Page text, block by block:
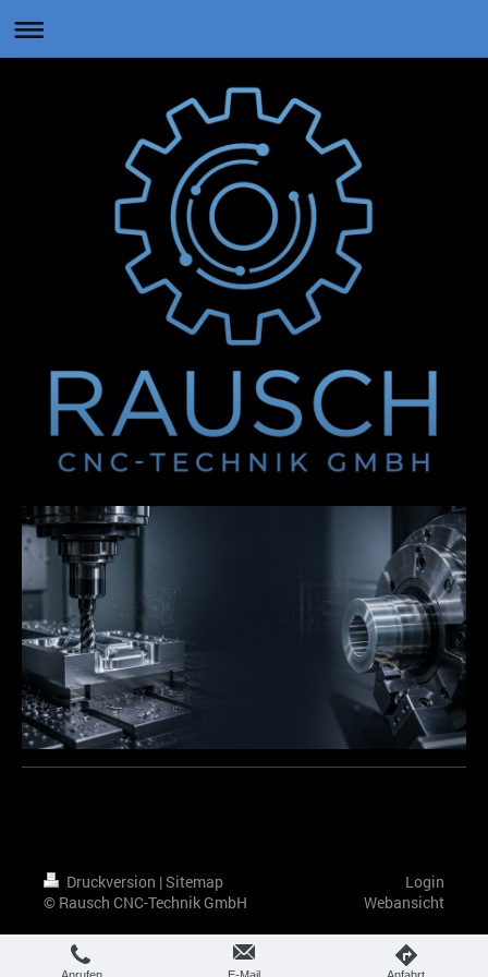
Druckversion |Sitemap
© Rausch CNC-Technik GmbH
Login
Webansicht